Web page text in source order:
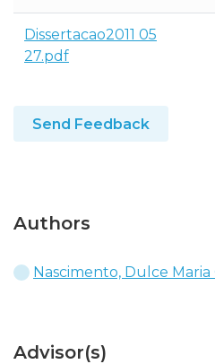
Dissertacao2011 05
27.pdf
Send Feedback
Authors
Nascimento, Dulce
Advisor(s)